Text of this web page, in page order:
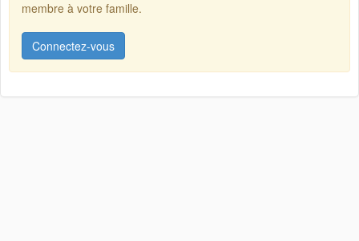
membre à votre famille.
Connectez-vous